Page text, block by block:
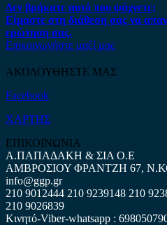
Δεν βρήκατε αυτό που ψάχνετε;
Είμαστε στη διάθεση σας να
ερώτηση σας.
Επικοινωνήστε μαζί μας
ΑΚΟΛΟΥΘΗΣΤΕ ΜΑΣ
Facebook
ΧΑΡΤΗΣ
ΕΠΙΚΟΙΝΩΝΙΑ
Α.ΠΑΠΑΔΑΚΗ & ΣΙΑ Ο.Ε
ΑΜΒΡΟΣΙΟΥ ΦΡΑΝΤΖΗ 67,
info@ggp.gr
210 9012444 210 9239148 210
210 9026839
Κινητό-Viber-whatsapp :